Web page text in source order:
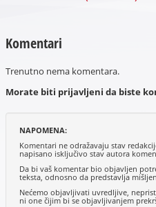
Komentari
Trenutno nema komentara.
Morate biti prijavljeni da biste
NAPOMENA:
Komentari ne odražavaju stav
napisano isključivo stav autora
Da bi vaš komentar bio objavljen
teksta, odnosno da predstavlja
Nećemo objavljivati uvredljive,
ni one čijim bi se objavljivanjem